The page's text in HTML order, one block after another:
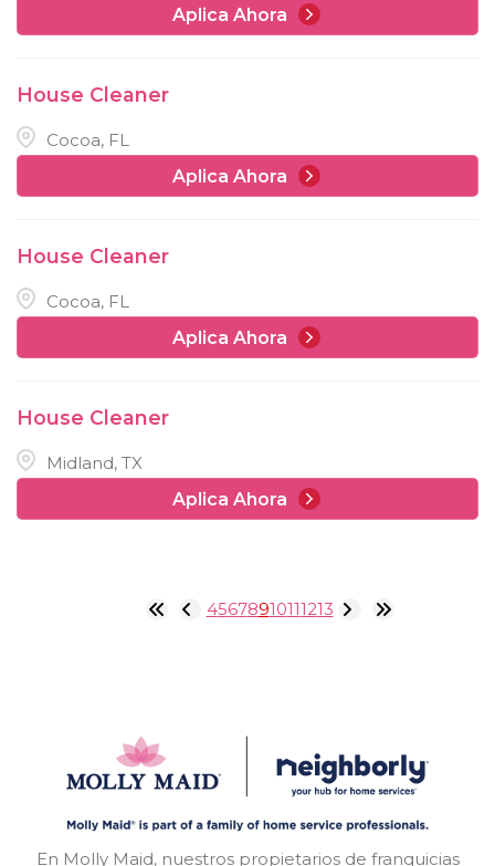
Aplica Ahora
House Cleaner
Cocoa, FL
Aplica Ahora
House Cleaner
Cocoa, FL
Aplica Ahora
House Cleaner
Midland, TX
Aplica Ahora
45678910111213
En Molly Maid, nuestros propietarios de franquicias